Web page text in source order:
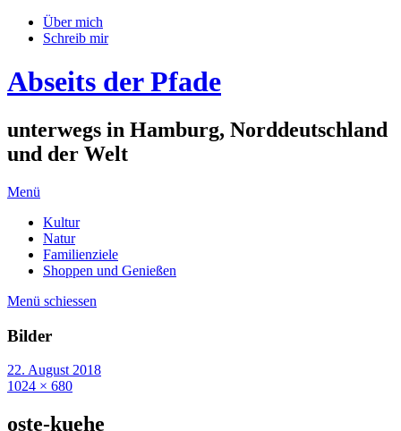
Über mich
Schreib mir
Abseits der Pfade
unterwegs in Hamburg, Norddeutschland
und der Welt
Menü
Kultur
Natur
Familienziele
Shoppen und Genießen
Menü schiessen
Bilder
22. August 2018
1024 × 680
oste-kuehe